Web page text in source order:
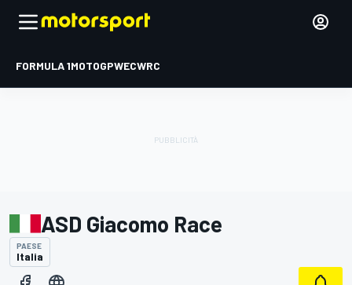
FORMULA 1MOTOGPWECWRC
ASD Giacomo Race
PAESE
Italia